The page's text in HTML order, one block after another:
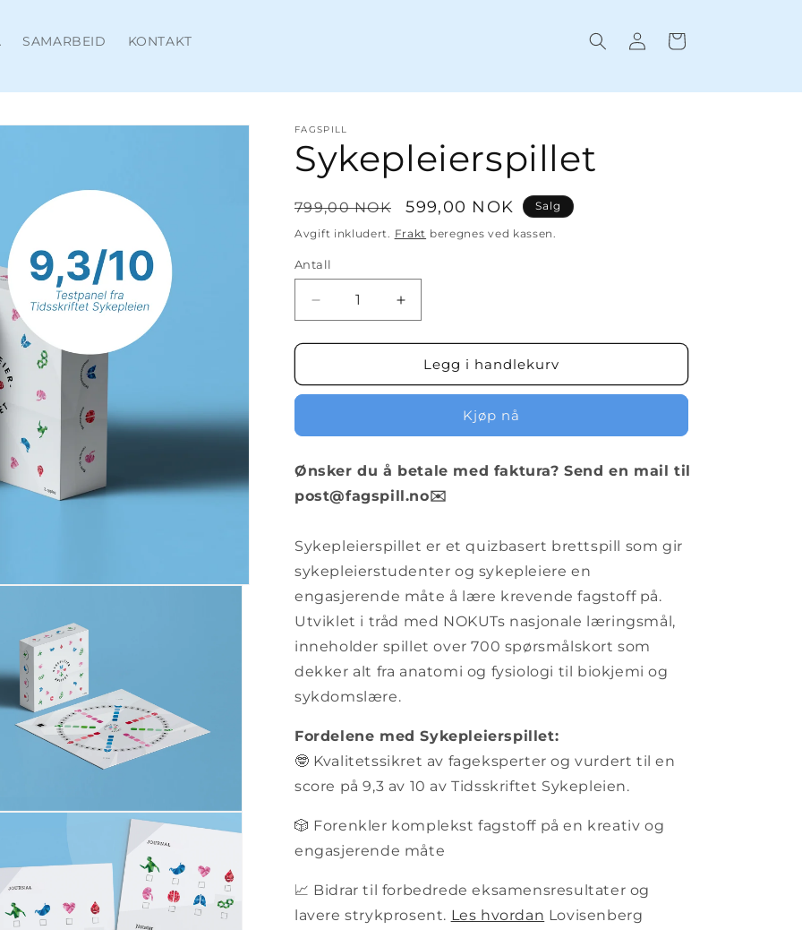
SAMARBEID KONTAKT
inn
Handlekurv
FAGSPILL
Sykepleierspillet
Vanlig
pris
799,00 NOK Salgspris
599,00 NOK Salg
Avgift inkludert. Frakt beregnes ved kassen.
Antall
antallet
for
Sykepleierspillet
Øk
antallet
for
Sykepleierspillet
Legg i handlekurv
Kjøp nå
Ønsker du å betale med faktura?Send en mail til
post@fagspill.no✉️
Sykepleierspillet er et quizbasert brettspill som gir
sykepleierstudenter og sykepleiere en
engasjerende måte å lære krevende fagstoff på.
Utviklet i tråd med NOKUTs nasjonale læringsmål,
inneholder spillet over 700 spørsmålskort som
dekker alt fra anatomi og fysiologi til biokjemi og
sykdomslære.
Fordelene med Sykepleierspillet:
🤓 Kvalitetssikret av fageksperter og vurdert til en
score på 9,3 av 10 av Tidsskriftet Sykepleien.
🎲 Forenkler komplekst fagstoff på en kreativ og
engasjerende måte
📈 Bidrar til forbedrede eksamensresultater og
lavere strykprosent. Les hvordan Lovisenberg